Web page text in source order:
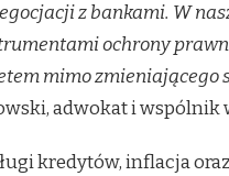
z bankami. W
ochrony
mimo zmieniającego
adwokat i
kredytów, inflacja